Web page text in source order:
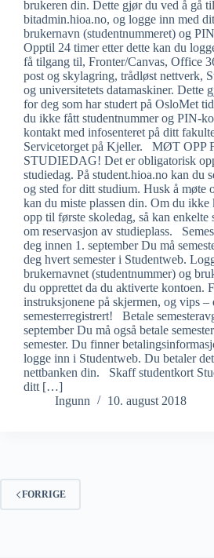
brukeren din. Dette gjør du ved å gå til
bitadmin.hioa.no, og logge inn med
brukernavn (studentnummeret) og
Opptil 24 timer etter dette kan du
få tilgang til, Fronter/Canvas, Office
post og skylagring, trådløst nettverk,
og universitetets datamaskiner. Dette
for deg som har studert på OsloMet
du ikke fått studentnummer og PIN-
kontakt med infosenteret på ditt
Servicetorget på Kjeller. MØT OPP
STUDIEDAG! Det er obligatorisk
studiedag. På student.hioa.no kan du
og sted for ditt studium. Husk å møte
kan du miste plassen din. Om du ikke
opp til første skoledag, så kan enkelte
om reservasjon av studieplass.
deg innen 1. september Du må
deg hvert semester i Studentweb.
brukernavnet (studentnummer) og
du opprettet da du aktiverte kontoen.
instruksjonene på skjermen, og vips –
semesterregistrert! Betale
september Du må også betale
semester. Du finner
logge inn i Studentweb. Du betaler
nettbanken din. Skaff studentkort
ditt […]
Ingunn
10. august 2018
FORRIGE